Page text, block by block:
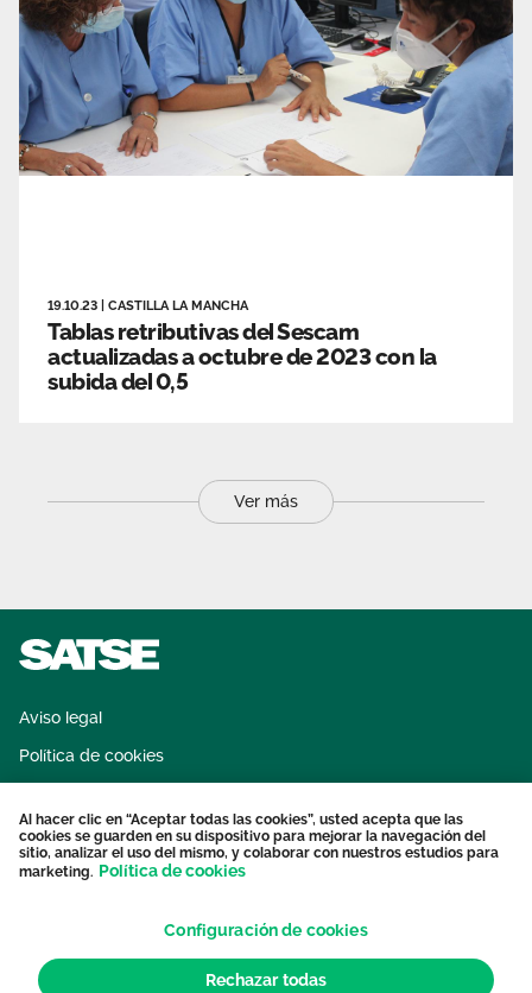
19.10.23 CASTILLA LA MANCHA
Tablas retributivas del Sescam
actualizadas a octubre de 2023 con la
subida del 0,5
Ver más
Aviso legal
Política de cookies
Protección datos personales
Contacto
Al hacer clic en “Aceptar todas las cookies”, usted acepta que las
cookies se guarden en su dispositivo para mejorar la navegación del
sitio, analizar el uso del mismo, y colaborar con nuestros estudios para
marketing. Política de cookies
Configuración de cookies
Rechazar todas